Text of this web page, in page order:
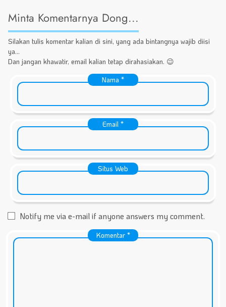
Minta Komentarnya Dong...
Silakan tulis komentar kalian di sini, yang ada bintangnya wajib diisi
ya...
Dan jangan khawatir, email kalian tetap dirahasiakan. 😉
Nama *
Email *
Situs Web
Notify me via e-mail if anyone answers my comment.
Komentar *